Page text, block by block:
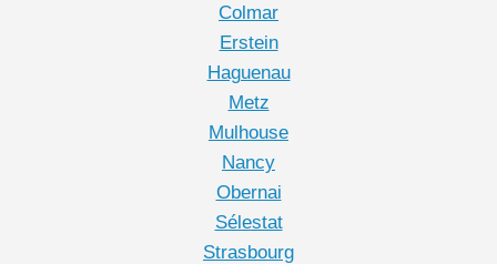
Colmar
Erstein
Haguenau
Metz
Mulhouse
Nancy
Obernai
Sélestat
Strasbourg